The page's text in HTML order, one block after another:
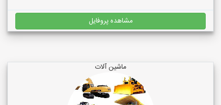
مشاهده پروفایل
ماشین آلات